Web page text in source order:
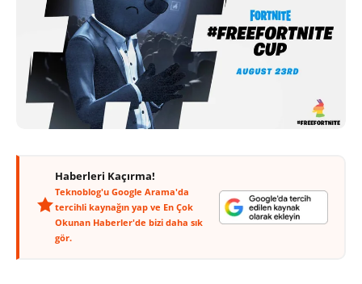
Haberleri Kaçırma!
Teknoblog'u Google Arama'da
tercihli kaynağın yap ve En Çok
Okunan Haberler'de bizi daha sık
gör.